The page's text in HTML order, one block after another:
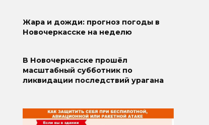
Жара и дожди: прогноз погоды в
Новочеркасске на неделю
В Новочеркасске прошёл
масштабный субботник по
ликвидации последствий урагана